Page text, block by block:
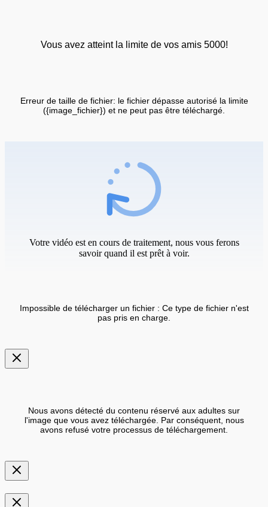
Vous avez atteint la limite de vos amis 5000!
Erreur de taille de fichier: le fichier dépasse autorisé la limite
({image_fichier}) et ne peut pas être téléchargé.
Votre vidéo est en cours de traitement, nous vous ferons
savoir quand il est prêt à voir.
Impossible de télécharger un fichier : Ce type de fichier n'est
pas pris en charge.
Nous avons détecté du contenu réservé aux adultes sur
l'image que vous avez téléchargée. Par conséquent, nous
avons refusé votre processus de téléchargement.